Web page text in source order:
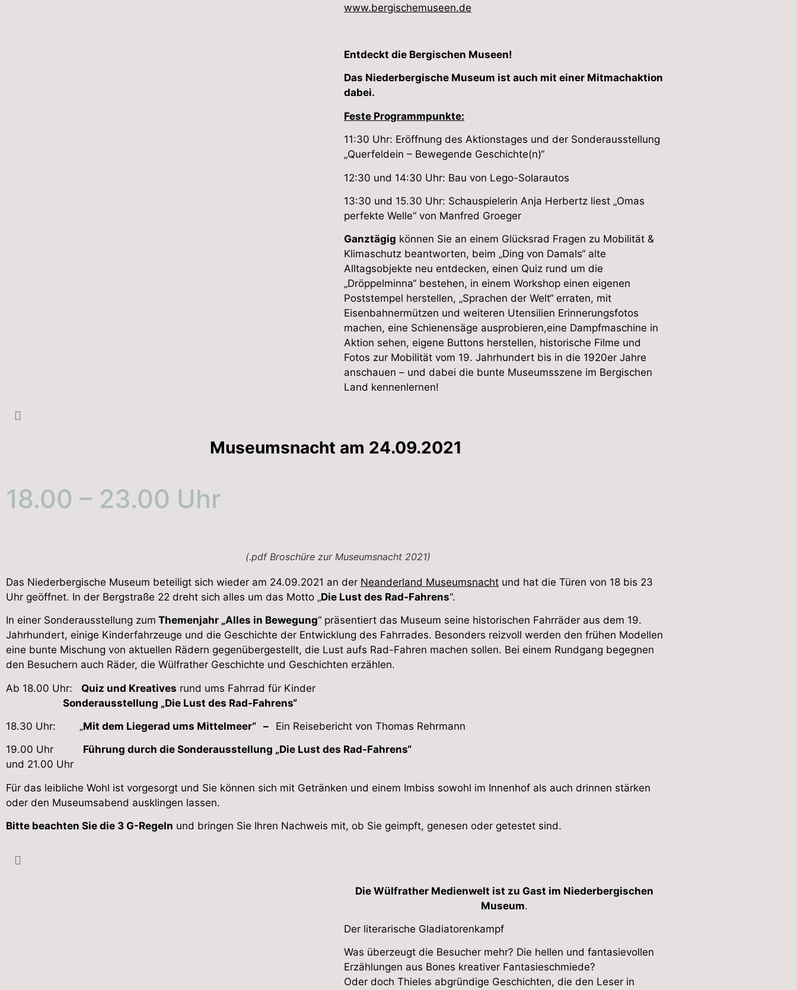
www.bergischemuseen.de
Entdeckt die Bergischen Museen!
Das Niederbergische Museum ist auch mit einer Mitmachaktion
dabei.
Feste Programmpunkte:
11:30 Uhr: Eröffnung des Aktionstages und der Sonderausstellung
„Querfeldein – Bewegende Geschichte(n)“
12:30 und 14:30 Uhr: Bau von Lego-Solarautos
13:30 und 15.30 Uhr: Schauspielerin Anja Herbertz liest „Omas
perfekte Welle“ von Manfred Groeger
Ganztägig können Sie an einem Glücksrad Fragen zu Mobilität &
Klimaschutz beantworten, beim „Ding von Damals“ alte
Alltagsobjekte neu entdecken, einen Quiz rund um die
„Dröppelminna“ bestehen, in einem Workshop einen eigenen
Poststempel herstellen, „Sprachen der Welt“ erraten, mit
Eisenbahnermützen und weiteren Utensilien Erinnerungsfotos
machen, eine Schienensäge ausprobieren,eine Dampfmaschine in
Aktion sehen, eigene Buttons herstellen, historische Filme und
Fotos zur Mobilität vom 19. Jahrhundert bis in die 1920er Jahre
anschauen – und dabei die bunte Museumsszene im Bergischen
Land kennenlernen!
Museumsnacht am 24.09.2021
18.00 – 23.00 Uhr
(.pdf Broschüre zur Museumsnacht 2021)
Das Niederbergische Museum beteiligt sich wieder am 24.09.2021 an der Neanderland Museumsnacht und hat die Türen von 18 bis 23
Uhr geöffnet. In der Bergstraße 22 dreht sich alles um das Motto „Die Lust des Rad-Fahrens“.
In einer Sonderausstellung zum Themenjahr „Alles in Bewegung“ präsentiert das Museum seine historischen Fahrräder aus dem 19.
Jahrhundert, einige Kinderfahrzeuge und die Geschichte der Entwicklung des Fahrrades. Besonders reizvoll werden den frühen Modellen
eine bunte Mischung von aktuellen Rädern gegenübergestellt, die Lust aufs Rad-Fahren machen sollen. Bei einem Rundgang begegnen
den Besuchern auch Räder, die Wülfrather Geschichte und Geschichten erzählen.
Ab 18.00 Uhr: Quiz und Kreatives rund ums Fahrrad für Kinder
Sonderausstellung „Die Lust des Rad-Fahrens“
18.30 Uhr: „Mit dem Liegerad ums Mittelmeer“ – Ein Reisebericht von Thomas Rehrmann
19.00 Uhr Führung durch die Sonderausstellung „Die Lust des Rad-Fahrens“
und 21.00 Uhr
Für das leibliche Wohl ist vorgesorgt und Sie können sich mit Getränken und einem Imbiss sowohl im Innenhof als auch drinnen stärken
oder den Museumsabend ausklingen lassen.
Bitte beachten Sie die 3 G-Regeln und bringen Sie Ihren Nachweis mit, ob Sie geimpft, genesen oder getestet sind.
Die Wülfrather Medienwelt ist zu Gast im Niederbergischen
Museum.
Der literarische Gladiatorenkampf
Was überzeugt die Besucher mehr? Die hellen und fantasievollen
Erzählungen aus Bones kreativer Fantasieschmiede?
Oder doch Thieles abgründige Geschichten, die den Leser in